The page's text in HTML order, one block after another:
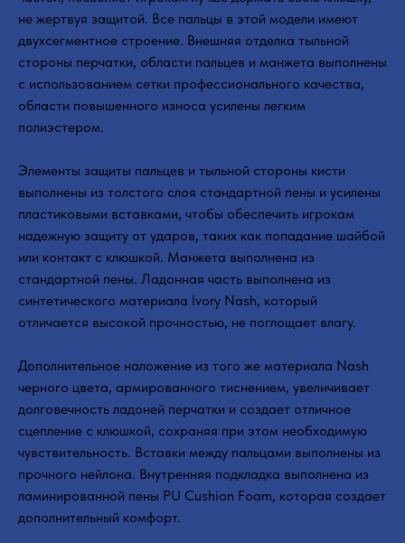
не жертвуя защитой. Все пальцы в этой модели имеют
двухсегментное строение. Внешняя отделка тыльной
стороны перчатки, области пальцев и манжета выполнены
с использованием сетки профессионального качества,
области повышенного износа усилены легким
полиэстером.
Элементы защиты пальцев и тыльной стороны кисти
выполнены из толстого слоя стандартной пены и усилены
пластиковыми вставками, чтобы обеспечить игрокам
надежную защиту от ударов, таких как попадание шайбой
или контакт с клюшкой. Манжета выполнена из
стандартной пены. Ладонная часть выполнена из
синтетического материала Ivory Nash, который
отличается высокой прочностью, не поглощает влагу.
Дополнительное наложение из того же материала Nash
черного цвета, армированного тиснением, увеличивает
долговечность ладоней перчатки и создает отличное
сцепление с клюшкой, сохраняя при этом необходимую
чувствительность. Вставки между пальцами выполнены из
прочного нейлона. Внутренняя подкладка выполнена из
ламинированной пены PU Cushion Foam, которая создает
дополнительный комфорт.